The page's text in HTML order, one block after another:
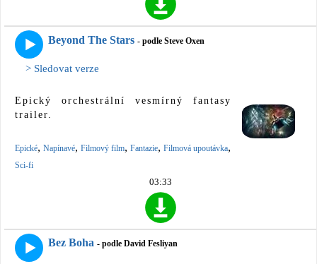
Beyond The Stars - podle Steve Oxen
> Sledovat verze
Epický orchestrální vesmírný fantasy
trailer.
Epické, Napínavé, Filmový film, Fantazie, Filmová upoutávka,
Sci-fi
03:33
Bez Boha - podle David Fesliyan